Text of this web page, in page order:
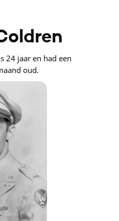
24 jaar en had een
oud.